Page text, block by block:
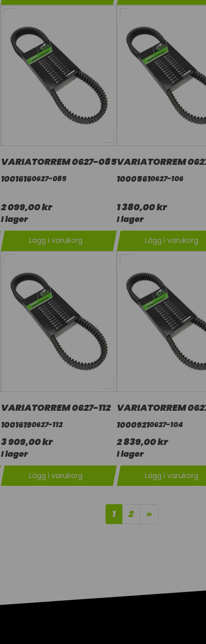
VARIATORREM 0627-085
10016160627-085
2 099,00 kr
I lager
Lägg i varukorg
VARIATORREM
10005610627-106
1 380,00 kr
I lager
Lägg i varukorg
VARIATORREM 0627-112
10016190627-112
3 909,00 kr
I lager
Lägg i varukorg
VARIATORREM
10009210627-104
2 839,00 kr
I lager
Lägg i varukorg
1 2 »